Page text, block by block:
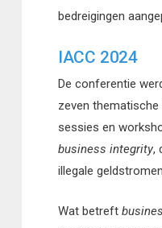
bedreigingen
IACC 2024
De conferentie
zeven
sessies en
business integrity,
illegale
Wat betreft